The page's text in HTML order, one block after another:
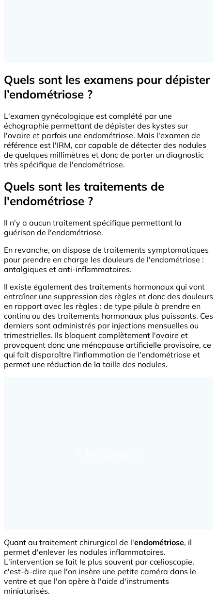
Quels sont les examens pour dépister
l’endométriose ?
L'examen gynécologique est complété par une
échographie permettant de dépister des kystes sur
l'ovaire et parfois une endométriose. Mais l'examen de
référence est l'IRM, car capable de détecter des nodules
de quelques millimètres et donc de porter un diagnostic
très spécifique de l'endométriose.
Quels sont les traitements de
l'endométriose ?
Il n'y a aucun traitement spécifique permettant la
guérison de l'endométriose.
En revanche, on dispose de traitements symptomatiques
pour prendre en charge les douleurs de l'endométriose :
antalgiques et anti-inflammatoires.
Il existe également des traitements hormonaux qui vont
entraîner une suppression des règles et donc des douleurs
en rapport avec les règles : de type pilule à prendre en
continu ou des traitements hormonaux plus puissants. Ces
derniers sont administrés par injections mensuelles ou
trimestrielles. Ils bloquent complètement l'ovaire et
provoquent donc une ménopause artificielle provisoire, ce
qui fait disparaître l'inflammation de l'endométriose et
permet une réduction de la taille des nodules.
Quant au traitement chirurgical de l'endométriose, il
permet d'enlever les nodules inflammatoires.
L'intervention se fait le plus souvent par cœlioscopie,
c'est-à-dire que l'on insère une petite caméra dans le
ventre et que l'on opère à l'aide d'instruments
miniaturisés.